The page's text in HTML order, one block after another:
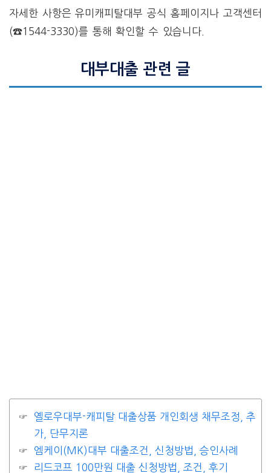
자세한 사항은 유미캐피탈대부 공식 홈페이지나 고객센터
(☎1544-3330)를 통해 확인할 수 있습니다.
대부대출 관련 글
옐로우대부-캐피탈 대출상품 개인회생 채무조정, 추
가, 단무지론
엠케이(MK)대부 대출조건, 신청방법, 승인사례
리드코프 100만원 대출 신청방법, 조건, 후기